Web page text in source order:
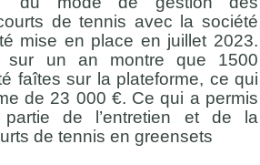
de tennis avec la société
mise en place en juillet 2023.
sur un an montre que 1500
faîtes sur la plateforme, ce qui
de 23 000 €. Ce qui a permis
de l’entretien et de la
de tennis en greensets